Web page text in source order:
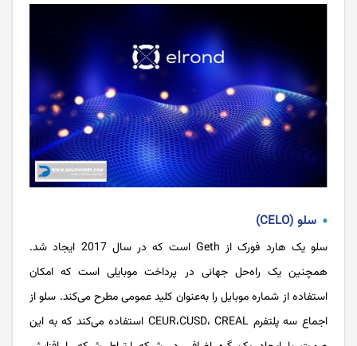
سلو (CELO)
سلو یک هارد فورک از Geth است که در سال 2017 ایجاد شد.
همچنین یک راه‌حل جهانی در پرداخت موبایلی است که امکان
استفاده از شماره موبایل را به‌عنوان کلید عمومی مطرح می‌کند. سلو از
اجماع سه پلتفرم CEUR،CUSD، CREAL استفاده می‌کند که به این